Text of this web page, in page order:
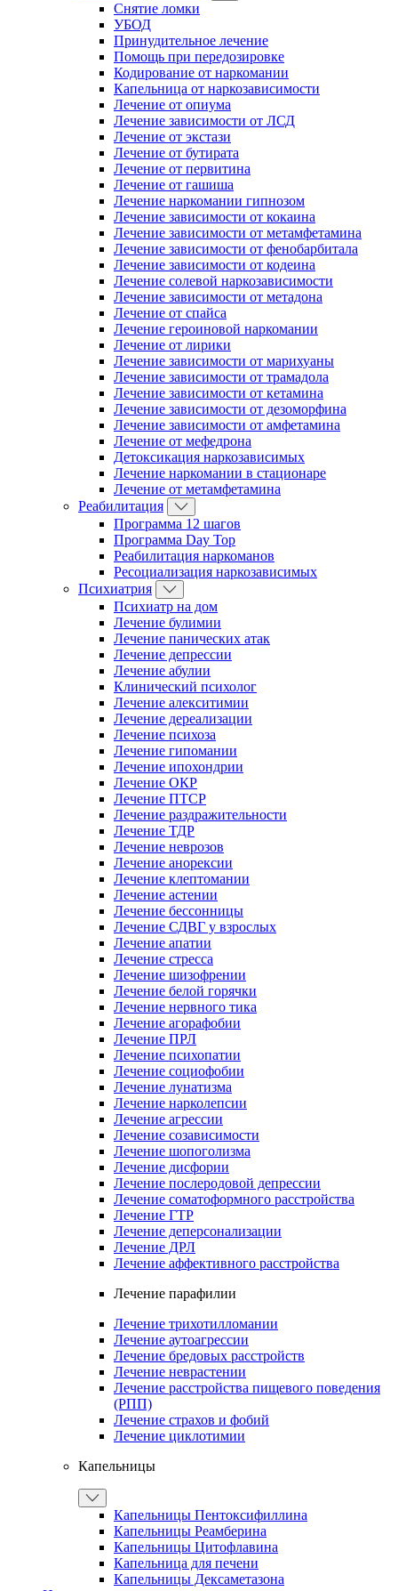
Снятие ломки
УБОД
Принудительное лечение
Помощь при передозировке
Кодирование от наркомании
Капельница от наркозависимости
Лечение от опиума
Лечение зависимости от ЛСД
Лечение от экстази
Лечение от бутирата
Лечение от первитина
Лечение от гашиша
Лечение наркомании гипнозом
Лечение зависимости от кокаина
Лечение зависимости от метамфетамина
Лечение зависимости от фенобарбитала
Лечение зависимости от кодеина
Лечение солевой наркозависимости
Лечение зависимости от метадона
Лечение от спайса
Лечение героиновой наркомании
Лечение от лирики
Лечение зависимости от марихуаны
Лечение зависимости от трамадола
Лечение зависимости от кетамина
Лечение зависимости от дезоморфина
Лечение зависимости от амфетамина
Лечение от мефедрона
Детоксикация наркозависимых
Лечение наркомании в стационаре
Лечение от метамфетамина
Реабилитация
Программа 12 шагов
Программа Day Top
Реабилитация наркоманов
Ресоциализация наркозависимых
Психиатрия
Психиатр на дом
Лечение булимии
Лечение панических атак
Лечение депрессии
Лечение абулии
Клинический психолог
Лечение алекситимии
Лечение дереализации
Лечение психоза
Лечение гипомании
Лечение ипохондрии
Лечение ОКР
Лечение ПТСР
Лечение раздражительности
Лечение ТДР
Лечение неврозов
Лечение анорексии
Лечение клептомании
Лечение астении
Лечение бессонницы
Лечение СДВГ у взрослых
Лечение апатии
Лечение стресса
Лечение шизофрении
Лечение белой горячки
Лечение нервного тика
Лечение агорафобии
Лечение ПРЛ
Лечение психопатии
Лечение социофобии
Лечение лунатизма
Лечение нарколепсии
Лечение агрессии
Лечение созависимости
Лечение шопоголизма
Лечение дисфории
Лечение послеродовой депрессии
Лечение соматоформного расстройства
Лечение ГТР
Лечение деперсонализации
Лечение ДРЛ
Лечение аффективного расстройства
Лечение парафилии
Лечение трихотилломании
Лечение аутоагрессии
Лечение бредовых расстройств
Лечение неврастении
Лечение расстройства пищевого поведения
(РПП)
Лечение страхов и фобий
Лечение циклотимии
Капельницы
Капельницы Пентоксифиллина
Капельницы Реамберина
Капельницы Цитофлавина
Капельница для печени
Капельницы Дексаметазона